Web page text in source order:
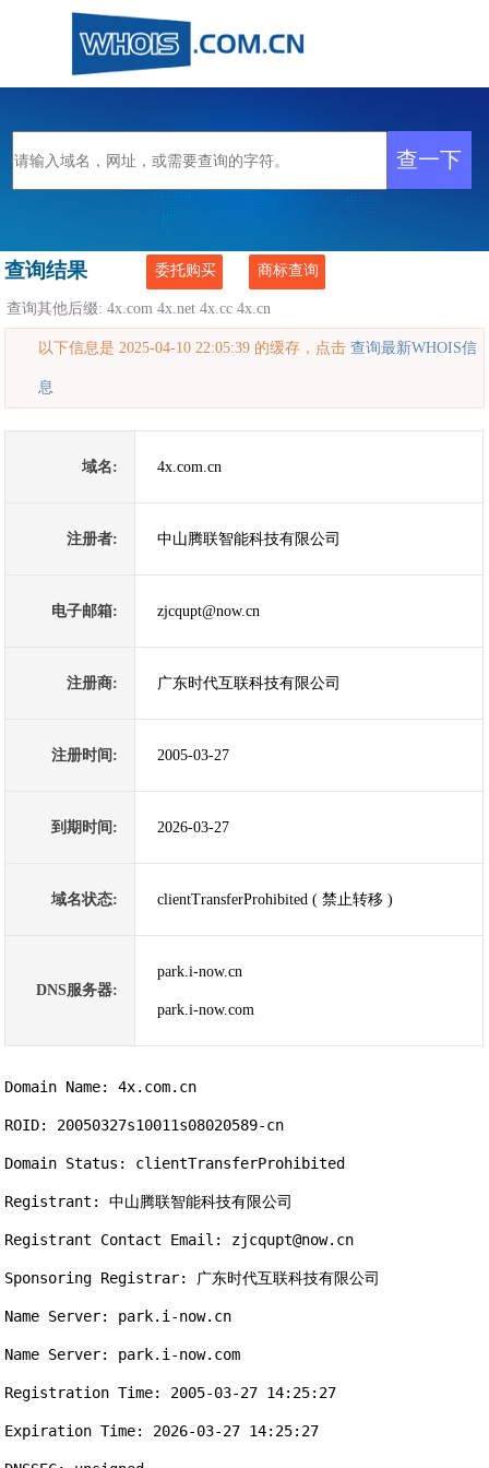
查询结果 委托购买 商标查询
查询其他后缀:4x.com 4x.net 4x.cc 4x.cn
以下信息是 2025-04-10 22:05:39 的缓存，点击查询最新WHOIS信
息
域名: 4x.com.cn
注册者: 中山腾联智能科技有限公司
电子邮箱: zjcqupt@now.cn
注册商: 广东时代互联科技有限公司
注册时间: 2005-03-27
到期时间: 2026-03-27
域名状态: clientTransferProhibited ( 禁止转移 )
DNS服务器:
park.i-now.cn
park.i-now.com
Domain Name: 4x.com.cn
ROID: 20050327s10011s08020589-cn
Domain Status: clientTransferProhibited
Registrant: 中山腾联智能科技有限公司
Registrant Contact Email: zjcqupt@now.cn
Sponsoring Registrar: 广东时代互联科技有限公司
Name Server: park.i-now.cn
Name Server: park.i-now.com
Registration Time: 2005-03-27 14:25:27
Expiration Time: 2026-03-27 14:25:27